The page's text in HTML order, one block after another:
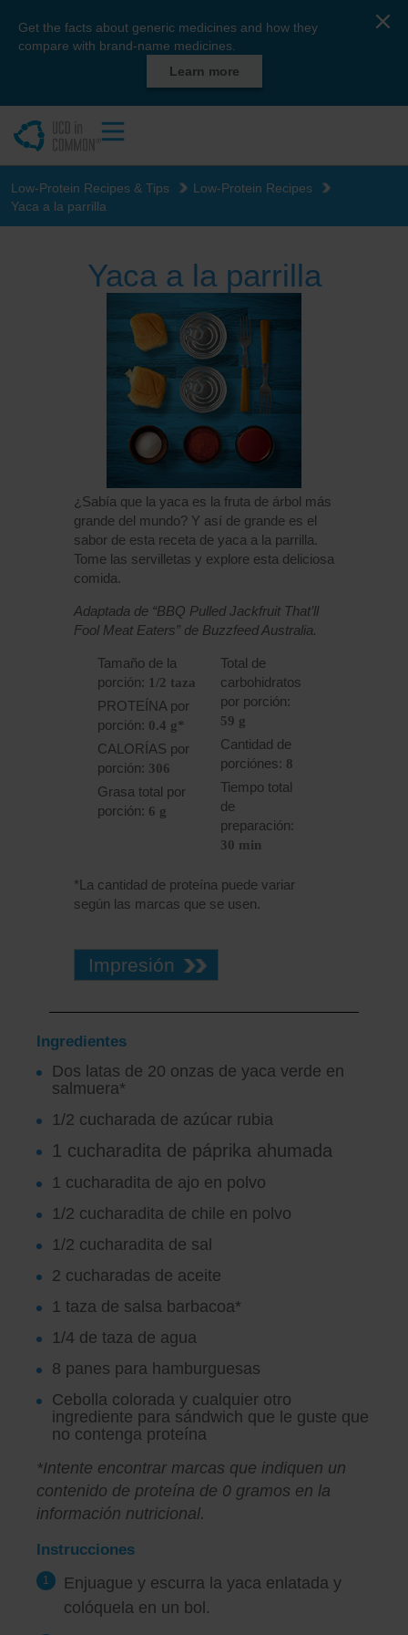
Get the facts about generic medicines and how they
compare with brand-name medicines.
Learn more
Low-Protein Recipes & Tips
Low-Protein Recipes
Yaca a la parrilla
Yaca a la parrilla
¿Sabía que la yaca es la fruta de árbol más
grande del mundo? Y así de grande es el
sabor de esta receta de yaca a la parrilla.
Tome las servilletas y explore esta deliciosa
comida.
Adaptada de “BBQ Pulled Jackfruit That’ll
Fool Meat Eaters” de Buzzfeed Australia.
Tamaño de la
porción: 1/2 taza
PROTEÍNA por
porción: 0.4 g*
CALORÍAS por
porción: 306
Grasa total por
porción: 6 g
Total de
carbohidratos
por porción:
59 g
Cantidad de
porciónes: 8
Tiempo total
de
preparación:
30 min
*La cantidad de proteína puede variar
según las marcas que se usen.
Impresión
Ingredientes
Dos latas de 20 onzas de yaca verde en
salmuera*
1/2 cucharada de azúcar rubia
1 cucharadita de páprika ahumada
1 cucharadita de ajo en polvo
1/2 cucharadita de chile en polvo
1/2 cucharadita de sal
2 cucharadas de aceite
1 taza de salsa barbacoa*
1/4 de taza de agua
8 panes para hamburguesas
Cebolla colorada y cualquier otro
ingrediente para sándwich que le guste que
no contenga proteína
*Intente encontrar marcas que indiquen un
contenido de proteína de 0 gramos en la
información nutricional.
Instrucciones
Enjuague y escurra la yaca enlatada y
colóquela en un bol.